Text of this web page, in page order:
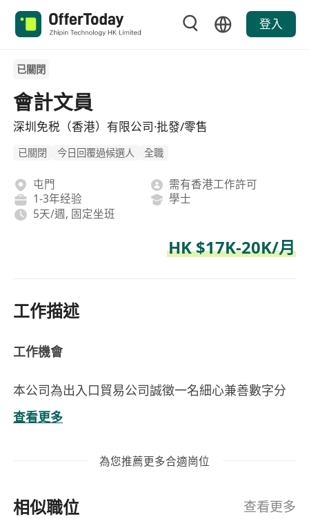
登入
已關閉
會計文員
深圳免税（香港）有限公司·批發/零售
已關閉 今日回覆過候選人 全職
屯門
需有香港工作許可
1-3年经验
學士
5天/週, 固定坐班
HK $17K-20K/月
工作描述
工作機會
本公司為出入口貿易公司誠徵一名細心兼善數字分
析的會計助理，協助財務工作。你將擔當重要角
色，負責協助月度財務結算及制定數據及分析。公
你加入我們的團隊。
處理公司系統帳目及月結
查看更多
為您推薦更多合適崗位
相似職位 查看更多